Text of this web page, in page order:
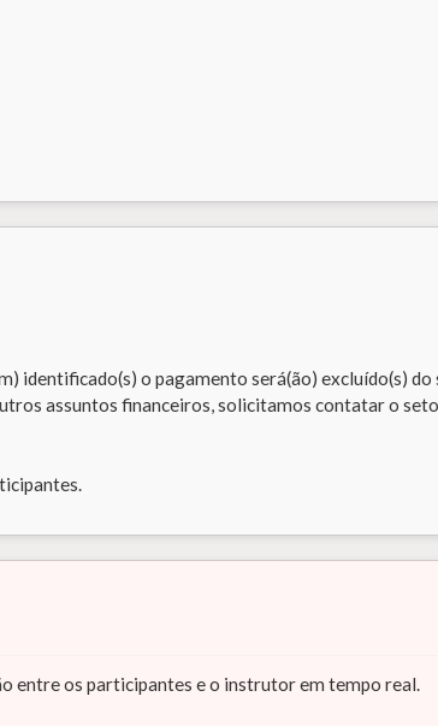
identificado(s) o pagamento será(ão) excluído(s) do
assuntos financeiros, solicitamos contatar o
entre os participantes e o instrutor em tempo real.